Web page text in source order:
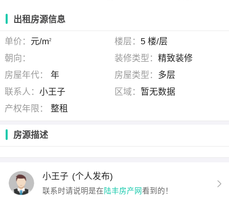
出租房源信息
单价： 元/m2 楼层： 5 楼/层
朝向：
装修类型： 精致装修
房屋年代：
年 房屋类型： 多层
联系人：小王子 区域： 暂无数据
产权年限：
整租
房源描述
小王子 (个人发布)
联系时请说明是在陆丰房产网看到的！